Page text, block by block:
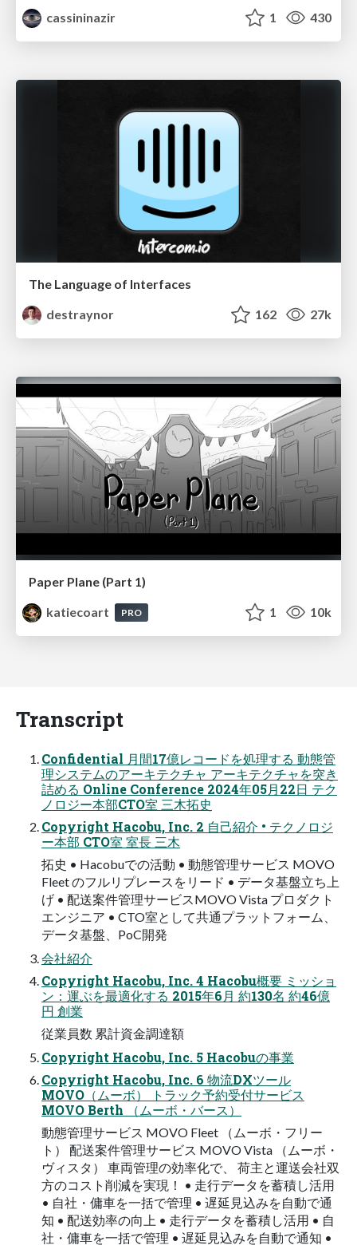
cassininazir
1 430
The Language of Interfaces
destraynor
162 27k
Paper Plane (Part 1)
katiecoart
PRO 1 10k
Transcript
Confidential 月間17億レコードを処理する 動態管
理システムのアーキテクチャ アーキテクチャを突き
詰める Online Conference 2024年05月22日 テク
ノロジー本部CTO室 三木拓史
Copyright Hacobu, Inc. 2 自己紹介 • テクノロジ
ー本部 CTO室 室長 三木
拓史 • Hacobuでの活動 • 動態管理サービス MOVO
Fleet のフルリプレースをリード • データ基盤立ち上
げ • 配送案件管理サービスMOVO Vista プロダクト
エンジニア • CTO室として共通プラットフォーム、
データ基盤、PoC開発
会社紹介
Copyright Hacobu, Inc. 4 Hacobu概要 ミッショ
ン：運ぶを最適化する 2015年6月 約130名 約46億
円 創業
従業員数 累計資金調達額
Copyright Hacobu, Inc. 5 Hacobuの事業
Copyright Hacobu, Inc. 6 物流DXツール
MOVO（ムーボ） トラック予約受付サービス
MOVO Berth （ムーボ・バース）
動態管理サービス MOVO Fleet （ムーボ・フリー
ト） 配送案件管理サービス MOVO Vista （ムーボ・
ヴィスタ） 車両管理の効率化で、 荷主と運送会社双
方のコスト削減を実現！ • 走行データを蓄積し活用
• 自社・傭車を一括で管理 • 遅延見込みを自動で通
知 • 配送効率の向上 • 走行データを蓄積し活用 • 自
社・傭車を一括で管理 • 遅延見込みを自動で通知 •